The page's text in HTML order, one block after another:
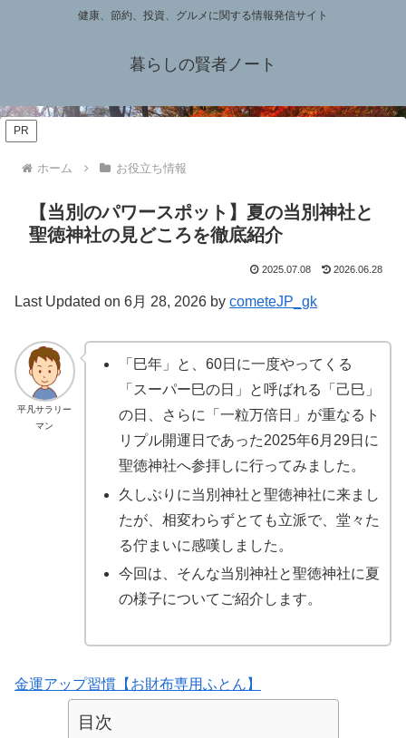
健康、節約、投資、グルメに関する情報発信サイト
暮らしの賢者ノート
PR
ホーム お役立ち情報
【当別のパワースポット】夏の当別神社と
聖徳神社の見どころを徹底紹介
2025.07.08 2026.06.28
Last Updated on 6月 28, 2026 by cometeJP_gk
平凡サラリー
マン
「巳年」と、60日に一度やってくる
「スーパー巳の日」と呼ばれる「己巳」
の日、さらに「一粒万倍日」が重なるト
リプル開運日であった2025年6月29日に
聖徳神社へ参拝しに行ってみました。
久しぶりに当別神社と聖徳神社に来まし
たが、相変わらずとても立派で、堂々た
る佇まいに感嘆しました。
今回は、そんな当別神社と聖徳神社に夏
の様子についてご紹介します。
金運アップ習慣【お財布専用ふとん】
目次